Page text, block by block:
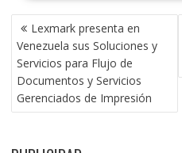
NAVEGACIÓN
DE
ENTRADAS
Lexmark presenta en
Venezuela sus Soluciones y
Servicios para Flujo de
Documentos y Servicios
Gerenciados de Impresión